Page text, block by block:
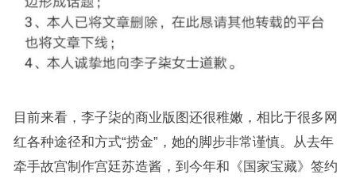
目前来看，李子柒的商业版图还很稚嫩，相比于很多网
红各种途径和方式“捞金”，她的脚步非常谨慎。从去年
牵手故宫制作宫廷苏造酱，到今年和《国家宝藏》签约